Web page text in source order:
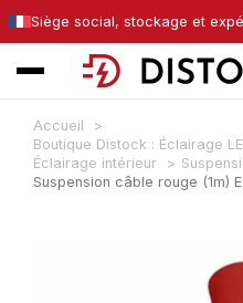
Siège social, stockage et
Accueil
Boutique Distock : Éclairage
Éclairage intérieur
Suspension câble rouge (1m)